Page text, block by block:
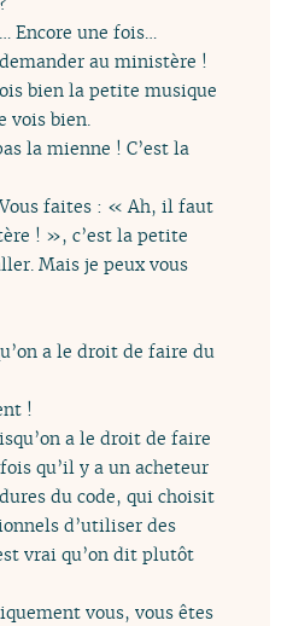
Encore une fois…
au ministère !
bien la petite musique
vois bien.
la mienne ! C’est la
faites : « Ah, il faut
! », c’est la petite
Mais je peux vous
a le droit de faire du
!
a le droit de faire
qu’il y a un acheteur
du code, qui choisit
d’utiliser des
vrai qu’on dit plutôt
vous, vous êtes